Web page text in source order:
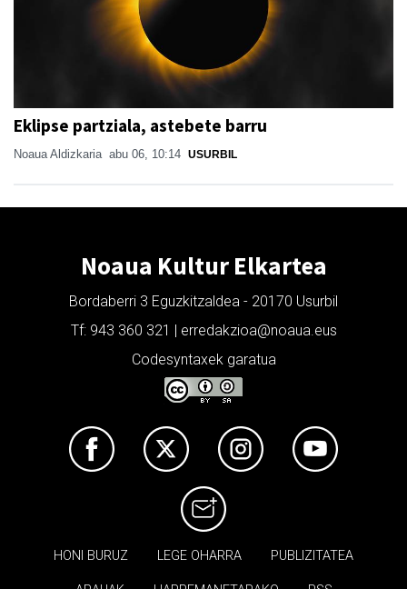
Eklipse partziala, astebete barru
Noaua Aldizkaria abu 06, 10:14 USURBIL
Noaua Kultur Elkartea
Bordaberri 3 Eguzkitzaldea - 20170 Usurbil
Tf: 943 360 321 | erredakzioa@noaua.eus
Codesyntaxek garatua
HONI BURUZ LEGE OHARRA PUBLIZITATEA